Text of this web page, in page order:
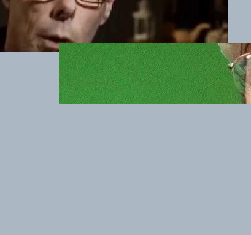
10 mai 2012